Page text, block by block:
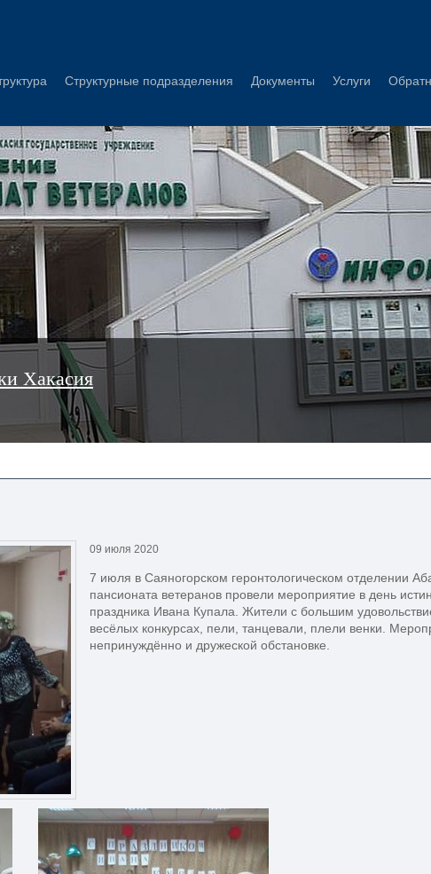
Структурные подразделения Документы Услуги
Хакасия
09 июля 2020
7 июля в Саяногорском геронтологическом отделении
пансионата ветеранов провели мероприятие в день
праздника Ивана Купала. Жители с большим
весёлых конкурсах, пели, танцевали, плели венки.
непринуждённо и дружеской обстановке.